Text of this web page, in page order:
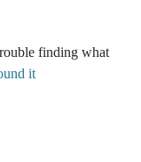
finding what
it